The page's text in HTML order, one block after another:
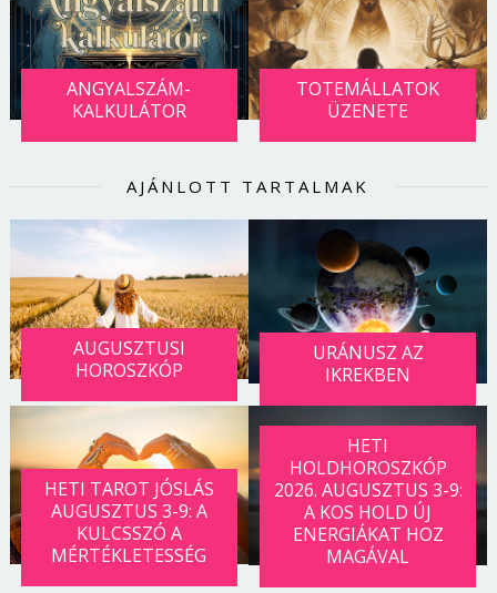
ANGYALSZÁM-
KALKULÁTOR
TOTEMÁLLATOK
ÜZENETE
AJÁNLOTT TARTALMAK
AUGUSZTUSI
HOROSZKÓP
URÁNUSZ AZ
IKREKBEN
HETI TAROT JÓSLÁS
AUGUSZTUS 3-9: A
KULCSSZÓ A
MÉRTÉKLETESSÉG
HETI
HOLDHOROSZKÓP
2026. AUGUSZTUS 3-9:
A KOS HOLD ÚJ
ENERGIÁKAT HOZ
MAGÁVAL